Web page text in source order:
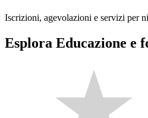
Iscrizioni, agevolazioni e servizi per
Esplora Educazione e